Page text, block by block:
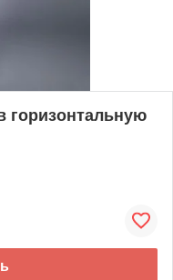
горизонтальную